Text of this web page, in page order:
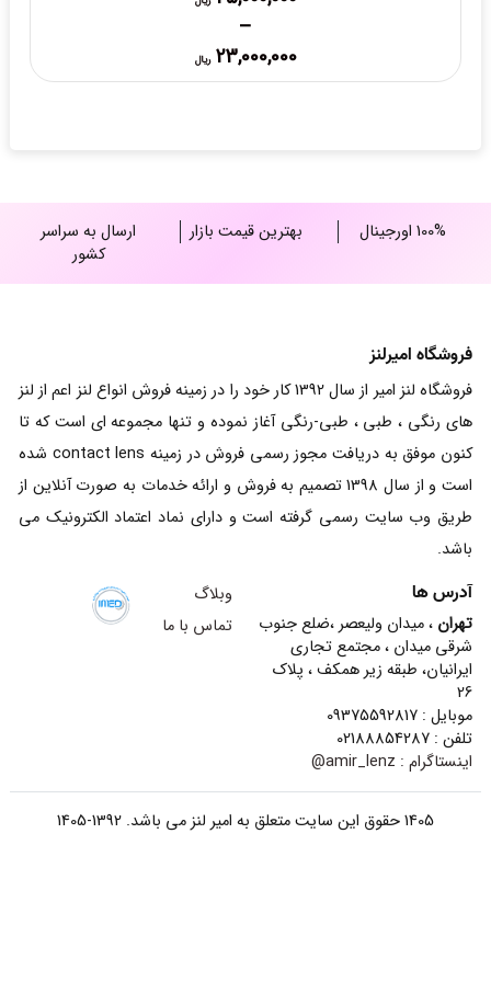
–
23,000,000 ریال
Price
range:
100% اورجینال بهترین قیمت بازار
ارسال به سراسر
کشور
فروشگاه امیرلنز
فروشگاه لنز امیر از سال 1392 کار خود را در زمینه فروش انواع لنز اعم از لنز
های رنگی ، طبی ، طبی-رنگی آغاز نموده و تنها مجموعه ای است که تا
کنون موفق به دریافت مجوز رسمی فروش در زمینه contact lens شده
است و از سال 1398 تصمیم به فروش و ارائه خدمات به صورت آنلاین از
طریق وب سایت رسمی گرفته است و دارای نماد اعتماد الکترونیک می
باشد.
آدرس ها
تهران ، میدان ولیعصر ،ضلع جنوب
شرقی میدان ، مجتمع تجاری
ایرانیان، طبقه زیر همکف ، پلاک
26
موبایل : 09375592817
تلفن : 02188854287
اینستاگرام : amir_lenz@
وبلاگ
تماس با ما
1405 حقوق این سایت متعلق به امیر لنز می باشد. 1392-1405